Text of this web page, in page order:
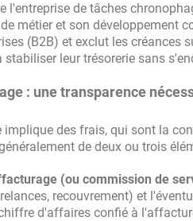
l'entreprise de tâches
métier et son développement
(B2B) et exclut les créances
leur trésorerie sans
: une transparence
des frais, qui sont la
de deux ou trois
(ou commission de
recouvrement) et
d'affaires confié à